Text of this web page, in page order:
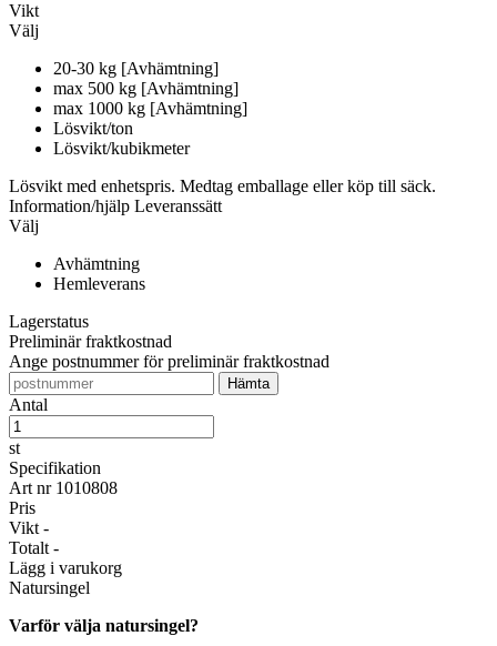
Vikt
Välj
20-30 kg [Avhämtning]
max 500 kg [Avhämtning]
max 1000 kg [Avhämtning]
Lösvikt/ton
Lösvikt/kubikmeter
Lösvikt med enhetspris. Medtag emballage eller köp till säck.
Information/hjälp Leveranssätt
Välj
Avhämtning
Hemleverans
Lagerstatus
Preliminär fraktkostnad
Ange postnummer för preliminär fraktkostnad
Antal
st
Specifikation
Art nr 1010808
Pris
Vikt -
Totalt -
Lägg i varukorg
Natursingel
Varför välja natursingel?